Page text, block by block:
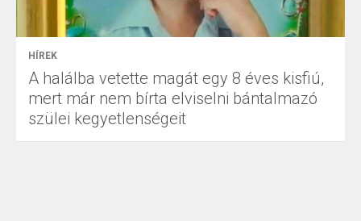
HÍREK
A halálba vetette magát egy 8 éves kisfiú,
mert már nem bírta elviselni bántalmazó
szülei kegyetlenségeit